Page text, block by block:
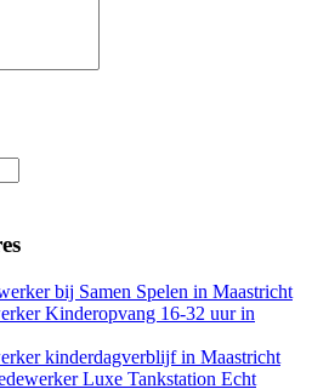
bij Samen Spelen in Maastricht
Kinderopvang 16-32 uur in
kinderdagverblijf in Maastricht
Luxe Tankstation Echt